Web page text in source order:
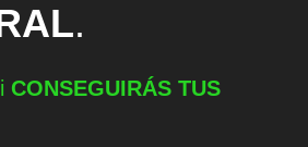
.
CONSEGUIRÁS TUS